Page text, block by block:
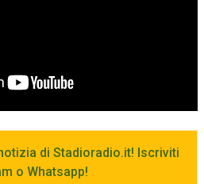
di Stadioradio.it! Iscriviti
o Whatsapp!